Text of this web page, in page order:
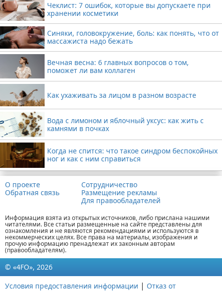
Чеклист: 7 ошибок, которые вы допускаете при
хранении косметики
Синяки, головокружение, боль: как понять, что от
массажиста надо бежать
Вечная весна: 6 главных вопросов о том,
поможет ли вам коллаген
Как ухаживать за лицом в разном возрасте
Вода с лимоном и яблочный уксус: как жить с
камнями в почках
Когда не спится: что такое синдром беспокойных
ног и как с ним справиться
О проекте
Обратная связь
Сотрудничество
Размещение рекламы
Для правообладателей
Информация взята из открытых источников, либо прислана нашими
читателями. Все статьи размещенные на сайте представлены для
ознакомления и не являются рекомендациями и используются в
некоммерческих целях. Все права на материалы, изображения и
прочую информацию пренадлежат их законным авторам
(правообладателям).
© «4FO», 2026
Условия предоставления информации | Отказ от